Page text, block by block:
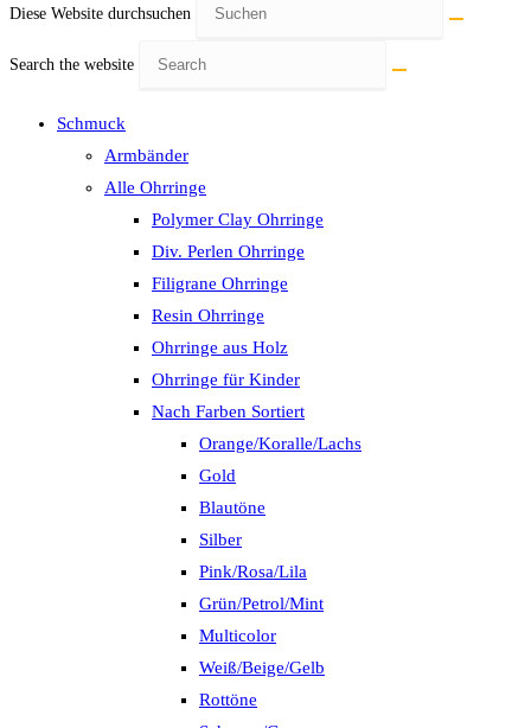
Diese Website durchsuchen
Search the website
Schmuck
Armbänder
Alle Ohrringe
Polymer Clay Ohrringe
Div. Perlen Ohrringe
Filigrane Ohrringe
Resin Ohrringe
Ohrringe aus Holz
Ohrringe für Kinder
Nach Farben Sortiert
Orange/Koralle/Lachs
Gold
Blautöne
Silber
Pink/Rosa/Lila
Grün/Petrol/Mint
Multicolor
Weiß/Beige/Gelb
Rottöne